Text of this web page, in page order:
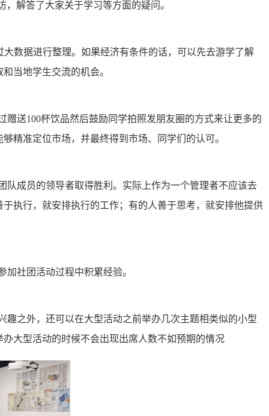
解答了大家关于学习等方面的疑问。
数据进行整理。如果经济有条件的话，可以先去游学了解
当地学生交流的机会。
送100杯饮品然后鼓励同学拍照发朋友圈的方式来让更多的
精准定位市场，并最终得到市场、同学们的认可。
成员的领导者取得胜利。实际上作为一个管理者不应该去
执行，就安排执行的工作；有的人善于思考，就安排他提供
社团活动过程中积累经验。
之外，还可以在大型活动之前举办几次主题相类似的小型
大型活动的时候不会出现出席人数不如预期的情况